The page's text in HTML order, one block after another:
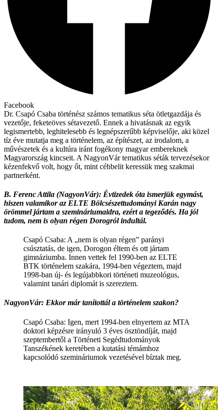
Facebook
Dr. Csapó Csaba történész számos tematikus séta ötletgazdája és
vezetője, feketeöves sétavezető. Ennek a hivatásnak az egyik
legismertebb, leghitelesebb és legnépszerűbb képviselője, aki közel
tíz éve mutatja meg a történelem, az építészet, az irodalom, a
művészetek és a kultúra iránt fogékony magyar embereknek
Magyarország kincseit. A NagyonVár tematikus séták tervezésekor
kézenfekvő volt, hogy őt, mint céhbelit keressük meg szakmai
partnerként.
B. Ferenc Attila (NagyonVár): Évtizedek óta ismerjük egymást,
hiszen valamikor az ELTE Bölcsészettudományi Karán nagy
örömmel jártam a szemináriumaidra, ezért a tegeződés. Ha jól
tudom, nem is olyan régen Dorogról indultál.
Csapó Csaba: A „nem is olyan régen” parányi
csúsztatás, de igen, Dorogon éltem és ott jártam
gimnáziumba. Innen vettek fel 1990-ben az ELTE
BTK történelem szakára, 1994-ben végeztem, majd
1998-ban új- és legújabbkori történeti muzeológus,
valamint tanári diplomát is szereztem.
NagyonVár: Ekkor már tanítottál a történelem szakon?
Csapó Csaba: Igen, mert 1994-ben elnyertem az MTA
doktori képzésre irányuló 3 éves ösztöndíját, majd
szeptembertől a Történeti Segédtudományok
Tanszékének keretében a kutatási témámhoz
kapcsolódó szemináriumok vezetésével bíztak meg.